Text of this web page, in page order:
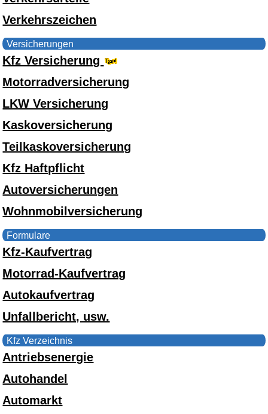
Verkehrszeichen
Versicherungen
Kfz Versicherung
Motorradversicherung
LKW Versicherung
Kaskoversicherung
Teilkaskoversicherung
Kfz Haftpflicht
Autoversicherungen
Wohnmobilversicherung
Formulare
Kfz-Kaufvertrag
Motorrad-Kaufvertrag
Autokaufvertrag
Unfallbericht, usw.
Kfz Verzeichnis
Antriebsenergie
Autohandel
Automarkt